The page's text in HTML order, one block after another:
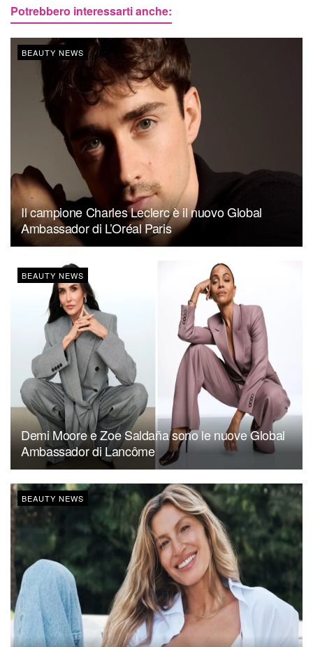
Potrebbero interessarti anche:
BEAUTY NEWS
Il campione Charles Leclerc è il nuovo Global
Ambassador di L’Oréal Paris
BEAUTY NEWS
Demi Moore e Zoe Saldaña sono le nuove Global
Ambassador di Lancôme
BEAUTY NEWS